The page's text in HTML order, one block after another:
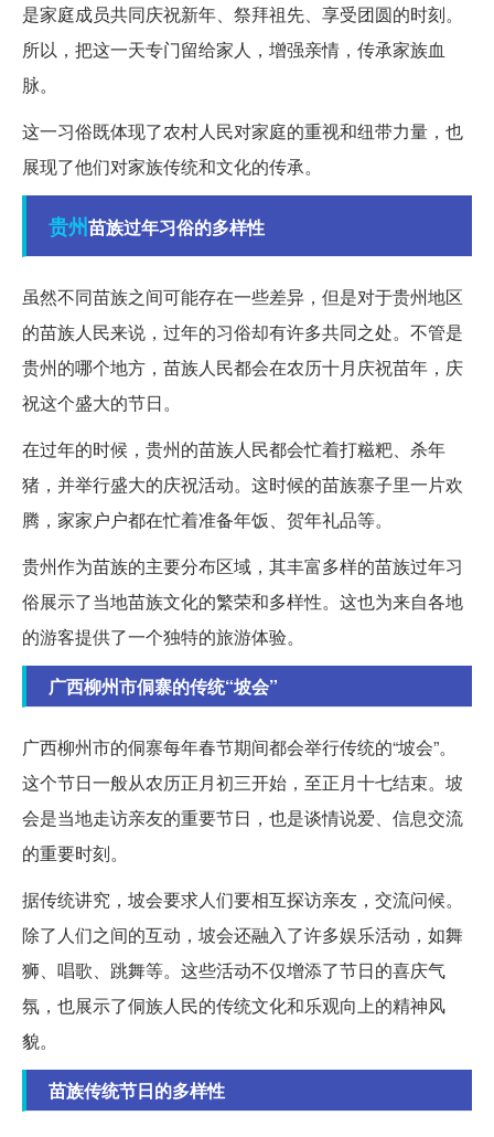
是家庭成员共同庆祝新年、祭拜祖先、享受团圆的时刻。
所以，把这一天专门留给家人，增强亲情，传承家族血
脉。
这一习俗既体现了农村人民对家庭的重视和纽带力量，也
展现了他们对家族传统和文化的传承。
贵州苗族过年习俗的多样性
虽然不同苗族之间可能存在一些差异，但是对于贵州地区
的苗族人民来说，过年的习俗却有许多共同之处。不管是
贵州的哪个地方，苗族人民都会在农历十月庆祝苗年，庆
祝这个盛大的节日。
在过年的时候，贵州的苗族人民都会忙着打糍粑、杀年
猪，并举行盛大的庆祝活动。这时候的苗族寨子里一片欢
腾，家家户户都在忙着准备年饭、贺年礼品等。
贵州作为苗族的主要分布区域，其丰富多样的苗族过年习
俗展示了当地苗族文化的繁荣和多样性。这也为来自各地
的游客提供了一个独特的旅游体验。
广西柳州市侗寨的传统“坡会”
广西柳州市的侗寨每年春节期间都会举行传统的“坡会”。
这个节日一般从农历正月初三开始，至正月十七结束。坡
会是当地走访亲友的重要节日，也是谈情说爱、信息交流
的重要时刻。
据传统讲究，坡会要求人们要相互探访亲友，交流问候。
除了人们之间的互动，坡会还融入了许多娱乐活动，如舞
狮、唱歌、跳舞等。这些活动不仅增添了节日的喜庆气
氛，也展示了侗族人民的传统文化和乐观向上的精神风
貌。
苗族传统节日的多样性